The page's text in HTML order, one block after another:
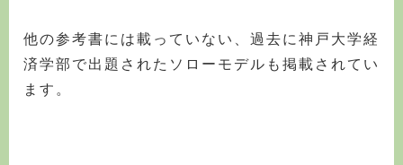
他の参考書には載っていない、過去に神戸大学経
済学部で出題されたソローモデルも掲載されてい
ます。